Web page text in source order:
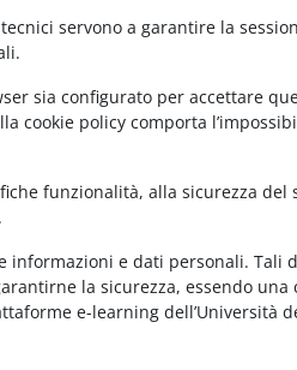
servono a garantire la
sia configurato per accettare
cookie policy comporta
funzionalità, alla sicurezza del
e dati personali. Tali
la sicurezza, essendo
e-learning dell’Università